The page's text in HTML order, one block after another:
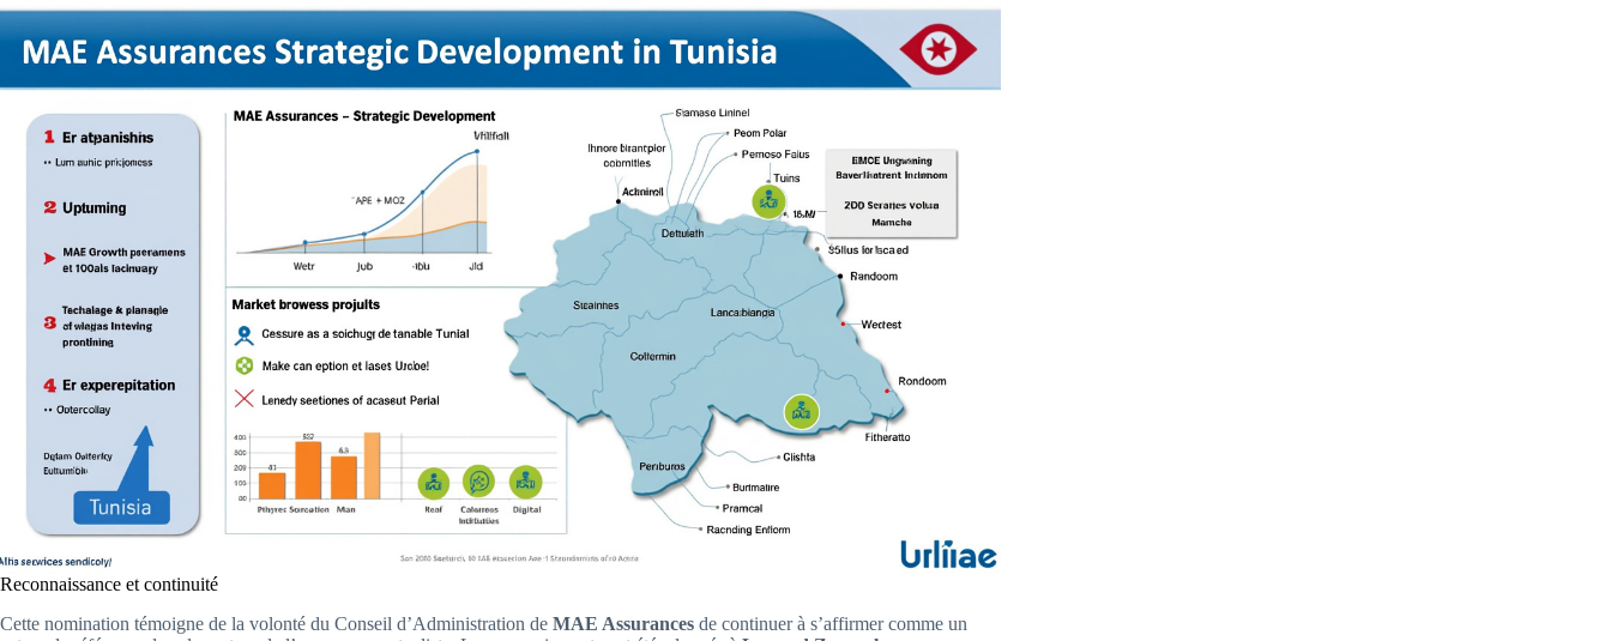
Reconnaissance et continuité
Cette nomination témoigne de la volonté du Conseil d’Administration de MAE Assurances de continuer à s’affirmer comme un